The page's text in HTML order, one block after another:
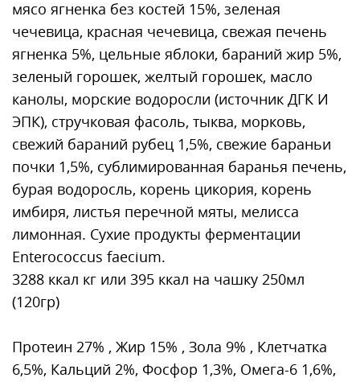
мясо ягненка без костей 15%, зеленая
чечевица, красная чечевица, свежая печень
ягненка 5%, цельные яблоки, бараний жир 5%,
зеленый горошек, желтый горошек, масло
канолы, морские водоросли (источник ДГК И
ЭПК), стручковая фасоль, тыква, морковь,
свежий бараний рубец 1,5%, свежие бараньи
почки 1,5%, сублимированная баранья печень,
бурая водоросль, корень цикория, корень
имбиря, листья перечной мяты, мелисса
лимонная. Сухие продукты ферментации
Enterococcus faecium.
3288 ккал кг или 395 ккал на чашку 250мл
(120гр)
Протеин 27% , Жир 15% , Зола 9% , Клетчатка
6,5%, Кальций 2%, Фосфор 1,3%, Омега-6 1,6%,